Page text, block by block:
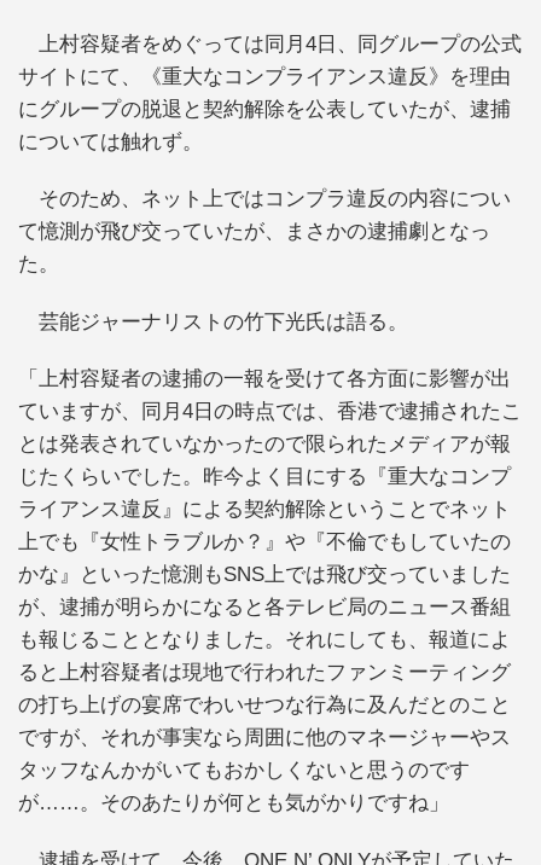
上村容疑者をめぐっては同月4日、同グループの公式
サイトにて、《重大なコンプライアンス違反》を理由
にグループの脱退と契約解除を公表していたが、逮捕
については触れず。
そのため、ネット上ではコンプラ違反の内容につい
て憶測が飛び交っていたが、まさかの逮捕劇となっ
た。
芸能ジャーナリストの竹下光氏は語る。
「上村容疑者の逮捕の一報を受けて各方面に影響が出
ていますが、同月4日の時点では、香港で逮捕されたこ
とは発表されていなかったので限られたメディアが報
じたくらいでした。昨今よく目にする『重大なコンプ
ライアンス違反』による契約解除ということでネット
上でも『女性トラブルか？』や『不倫でもしていたの
かな』といった憶測もSNS上では飛び交っていました
が、逮捕が明らかになると各テレビ局のニュース番組
も報じることとなりました。それにしても、報道によ
ると上村容疑者は現地で行われたファンミーティング
の打ち上げの宴席でわいせつな行為に及んだとのこと
ですが、それが事実なら周囲に他のマネージャーやス
タッフなんかがいてもおかしくないと思うのです
が……。そのあたりが何とも気がかりですね」
逮捕を受けて、今後、ONE N’ ONLYが予定していた